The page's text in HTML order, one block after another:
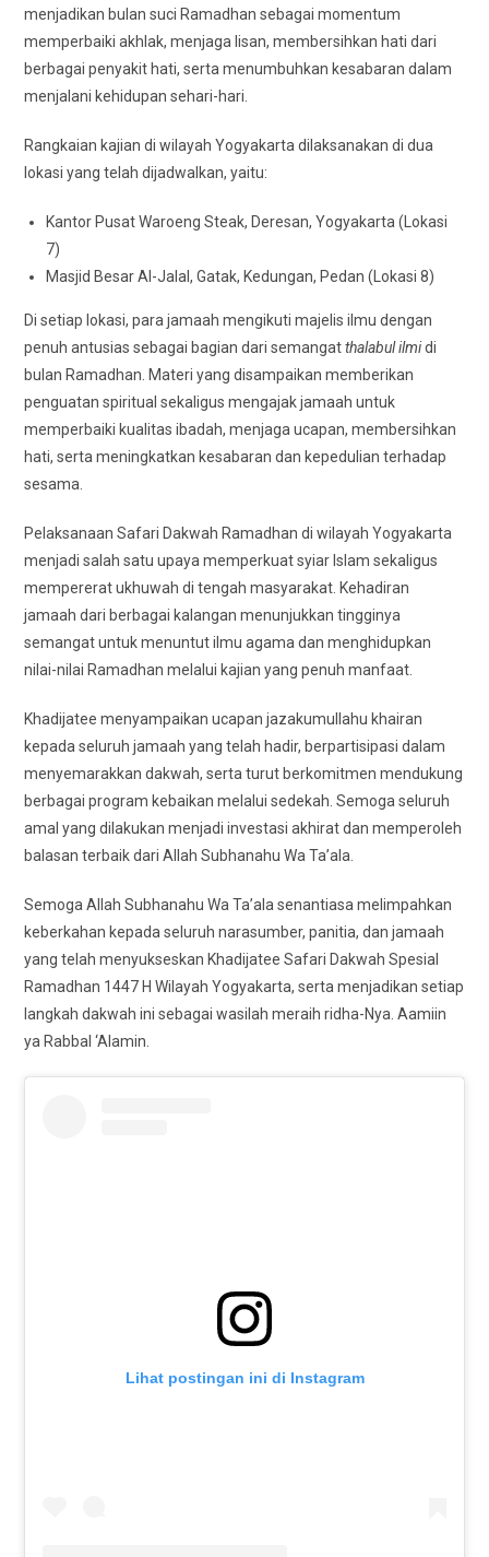
menjadikan bulan suci Ramadhan sebagai momentum
memperbaiki akhlak, menjaga lisan, membersihkan hati dari
berbagai penyakit hati, serta menumbuhkan kesabaran dalam
menjalani kehidupan sehari-hari.
Rangkaian kajian di wilayah Yogyakarta dilaksanakan di dua
lokasi yang telah dijadwalkan, yaitu:
Kantor Pusat Waroeng Steak, Deresan, Yogyakarta (Lokasi
7)
Masjid Besar Al-Jalal, Gatak, Kedungan, Pedan (Lokasi 8)
Di setiap lokasi, para jamaah mengikuti majelis ilmu dengan
penuh antusias sebagai bagian dari semangatthalabul ilmidi
bulan Ramadhan. Materi yang disampaikan memberikan
penguatan spiritual sekaligus mengajak jamaah untuk
memperbaiki kualitas ibadah, menjaga ucapan, membersihkan
hati, serta meningkatkan kesabaran dan kepedulian terhadap
sesama.
Pelaksanaan Safari Dakwah Ramadhan di wilayah Yogyakarta
menjadi salah satu upaya memperkuat syiar Islam sekaligus
mempererat ukhuwah di tengah masyarakat. Kehadiran
jamaah dari berbagai kalangan menunjukkan tingginya
semangat untuk menuntut ilmu agama dan menghidupkan
nilai-nilai Ramadhan melalui kajian yang penuh manfaat.
Khadijatee menyampaikan ucapan jazakumullahu khairan
kepada seluruh jamaah yang telah hadir, berpartisipasi dalam
menyemarakkan dakwah, serta turut berkomitmen mendukung
berbagai program kebaikan melalui sedekah. Semoga seluruh
amal yang dilakukan menjadi investasi akhirat dan memperoleh
balasan terbaik dari Allah Subhanahu Wa Ta’ala.
Semoga Allah Subhanahu Wa Ta’ala senantiasa melimpahkan
keberkahan kepada seluruh narasumber, panitia, dan jamaah
yang telah menyukseskan Khadijatee Safari Dakwah Spesial
Ramadhan 1447 H Wilayah Yogyakarta, serta menjadikan setiap
langkah dakwah ini sebagai wasilah meraih ridha-Nya. Aamiin
ya Rabbal ‘Alamin.
Lihat postingan ini di Instagram